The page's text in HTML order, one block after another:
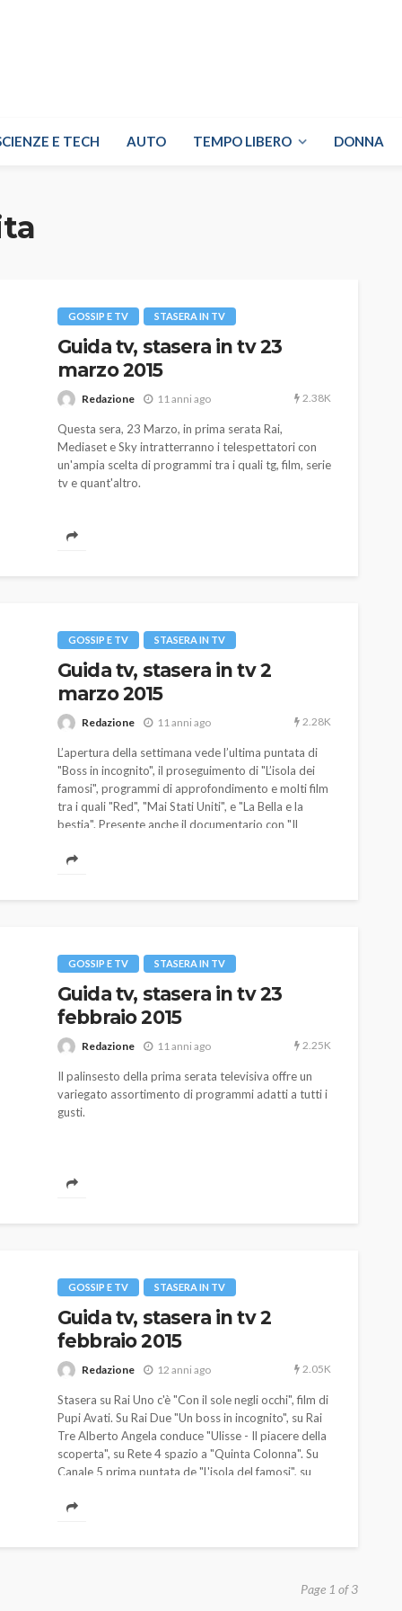
E TECH AUTO TEMPO LIBERO DONNA
GOSSIP E TV STASERA IN TV
Guida tv, stasera in tv 23
marzo 2015
Redazione 11 anni ago 2.38K
Questa sera, 23 Marzo, in prima serata Rai,
Mediaset e Sky intratterranno i telespettatori con
un'ampia scelta di programmi tra i quali tg, film, serie
tv e quant'altro.
GOSSIP E TV STASERA IN TV
Guida tv, stasera in tv 2
marzo 2015
Redazione 11 anni ago 2.28K
L’apertura della settimana vede l’ultima puntata di
"Boss in incognito", il proseguimento di "L’isola dei
famosi", programmi di approfondimento e molti film
tra i quali "Red", "Mai Stati Uniti", e "La Bella e la
bestia". Presente anche il documentario con "Il
GOSSIP E TV STASERA IN TV
Guida tv, stasera in tv 23
febbraio 2015
Redazione 11 anni ago 2.25K
Il palinsesto della prima serata televisiva offre un
variegato assortimento di programmi adatti a tutti i
gusti.
GOSSIP E TV STASERA IN TV
Guida tv, stasera in tv 2
febbraio 2015
Redazione 12 anni ago 2.05K
Stasera su Rai Uno c'è "Con il sole negli occhi", film di
Pupi Avati. Su Rai Due "Un boss in incognito", su Rai
Tre Alberto Angela conduce "Ulisse - Il piacere della
scoperta", su Rete 4 spazio a "Quinta Colonna". Su
Canale 5 prima puntata de "L'isola del famosi", su
Page 1 of 3
prato
Davis: tennis mondiale e
passione per
l’automobilismo
abbracciano la stessa causa